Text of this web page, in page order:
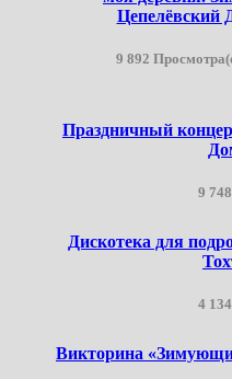
Цепелёвский
9 892
Праздничный
9
Дискотека для
4
Викторина